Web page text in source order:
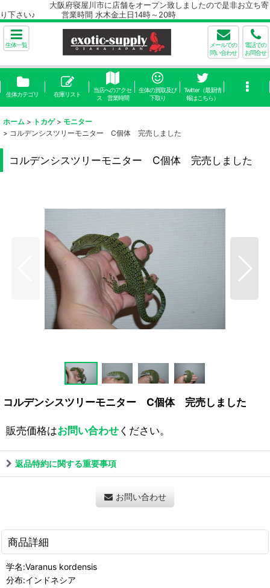
大阪府寝屋川市に店舗をオープン致しましたので是非お立ち寄
り下さい♪ 営業時間 水木金土日14時～20時
生体一覧
メールでの
問い合わせ
電話での
お問合せ
生体カテゴリ 在庫リスト
当店へのアクセ
ス 営業時間
生体の買取及び
下取り
Twitter（最新情
報はこちら）
ホーム > トカゲ > モニター
> コルデンシスツリーモニター C個体 完売しました
コルデンシスツリーモニター C個体 完売しました
コルデンシスツリーモニター C個体 完売しました
販売価格はお問い合わせください。
返品特約に関する重要事項
お問い合わせ
商品詳細
学名:Varanus kordensis
分布:インドネシア